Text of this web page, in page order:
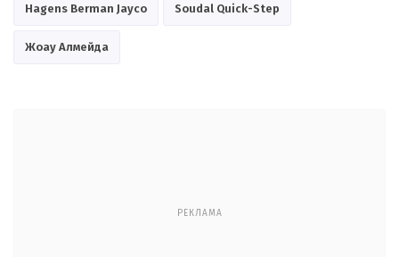
Hagens Berman Jayco Soudal Quick-Step
Жоау Алмейда
РЕКЛАМА